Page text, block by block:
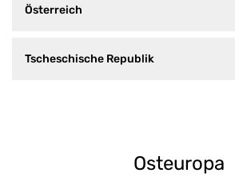
Österreich
Tscheschische Republik
Osteuropa